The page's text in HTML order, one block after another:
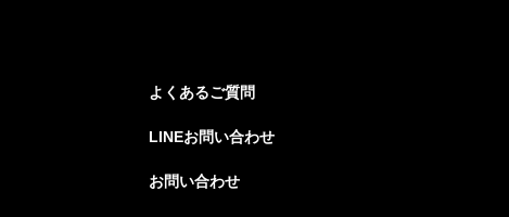
よくあるご質問
LINEお問い合わせ
お問い合わせ